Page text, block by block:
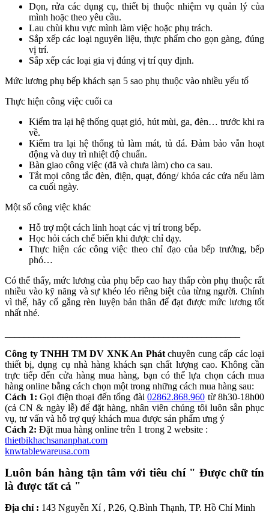
Dọn, rửa các dụng cụ, thiết bị thuộc nhiệm vụ quản lý của
mình hoặc theo yêu cầu.
Lau chùi khu vực mình làm việc hoặc phụ trách.
Sắp xếp các loại nguyên liệu, thực phẩm cho gọn gàng, đúng
vị trí.
Sắp xếp các loại gia vị đúng vị trí quy định.
Mức lương phụ bếp khách sạn 5 sao phụ thuộc vào nhiều yếu tố
Thực hiện công việc cuối ca
Kiểm tra lại hệ thống quạt gió, hút mùi, ga, đèn… trước khi ra
về.
Kiểm tra lại hệ thống tủ làm mát, tủ đá. Đảm bảo vẫn hoạt
động và duy trì nhiệt độ chuẩn.
Bàn giao công việc (đã và chưa làm) cho ca sau.
Tắt mọi công tắc đèn, điện, quạt, đóng/ khóa các cửa nếu làm
ca cuối ngày.
Một số công việc khác
Hỗ trợ một cách linh hoạt các vị trí trong bếp.
Học hỏi cách chế biến khi được chỉ dạy.
Thực hiện các công việc theo chỉ đạo của bếp trưởng, bếp
phó…
Có thể thấy, mức lương của phụ bếp cao hay thấp còn phụ thuộc rất
nhiều vào kỹ năng và sự khéo léo riêng biệt của từng người. Chính
vì thế, hãy cố gắng rèn luyện bản thân để đạt được mức lương tốt
nhất nhé.
Công ty TNHH TM DV XNK An Phát chuyên cung cấp các loại
thiết bị, dụng cụ nhà hàng khách sạn chất lượng cao. Không cần
trực tiếp đến cửa hàng mua hàng, bạn có thể lựa chọn cách mua
hàng online bằng cách chọn một trong những cách mua hàng sau:
Cách 1: Gọi điện thoại đến tổng đài 02862.868.960 từ 8h30-18h00
(cả CN & ngày lễ) để đặt hàng, nhân viên chúng tôi luôn sẵn phục
vụ, tư vấn và hỗ trợ quý khách mua được sản phẩm ưng ý
Cách 2: Đặt mua hàng online trên 1 trong 2 website :
thietbikhachsananphat.com
knwtablewareusa.com
Luôn bán hàng tận tâm với tiêu chí " Được chữ tín
là được tất cả "
Địa chỉ : 143 Nguyễn Xí , P.26, Q.Bình Thạnh, TP. Hồ Chí Minh